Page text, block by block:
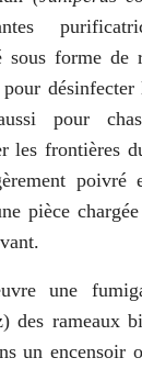
forme de
désinfecter
pour
les frontières
poivré
pièce
une
des rameaux
un encensoir